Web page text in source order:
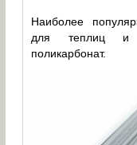
Наиболее
для теплиц и
поликарбонат.